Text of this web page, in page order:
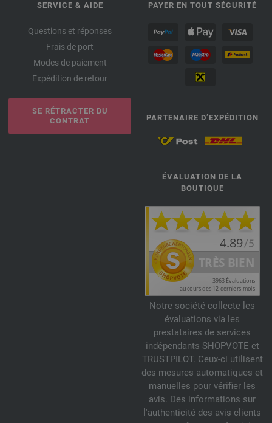
SERVICE & AIDE
Questions et réponses
Frais de port
Modes de paiement
Expédition de retour
SE RÉTRACTER DU
CONTRAT
PAYER EN TOUT SÉCURITÉ
PARTENAIRE D’EXPÉDITION
ÉVALUATION DE LA
BOUTIQUE
Notre société collecte les
évaluations via les
prestataires de services
indépendants SHOPVOTE et
TRUSTPILOT. Ceux-ci utilisent
des mesures automatiques et
manuelles pour vérifier les
avis. Des informations sur
l'authenticité des avis clients